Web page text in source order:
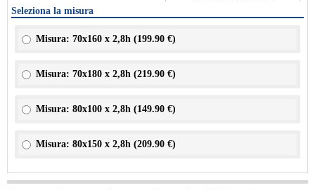
Seleziona la misura
Misura: 70x160 x 2,8h (199.90 €)
Misura: 70x180 x 2,8h (219.90 €)
Misura: 80x100 x 2,8h (149.90 €)
Misura: 80x150 x 2,8h (209.90 €)